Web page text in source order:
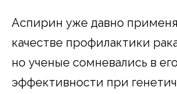
Аспирин уже давно
качестве профилактики
но ученые сомневались в его
эффективности при